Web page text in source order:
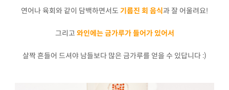
연어나 육회와 같이 담백하면서도 기름진 회 음식과 잘 어울려요!
그리고 와인에는 금가루가 들어가 있어서
살짝 흔들어 드셔야 남들보다 많은 금가루를 얻을 수 있답니다 :)